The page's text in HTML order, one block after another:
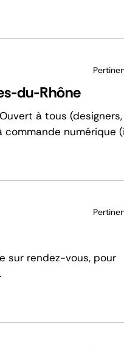
du-Rhône
à tous
numérique
sur rendez-vous, pour